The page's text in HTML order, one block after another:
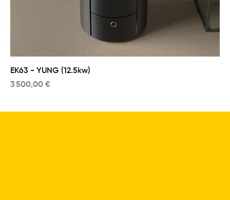
EK63 - YUNG (12.5kw)
Prix
3 500,00 €